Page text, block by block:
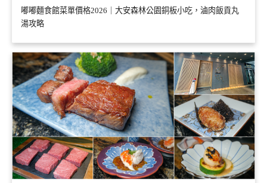
嘟嘟麵食館菜單價格2026｜大安森林公園銅板小吃，滷肉飯貢丸
湯攻略